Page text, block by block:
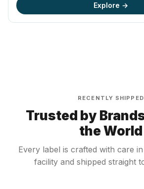
Explore →
RECENTLY SHIPPED
Trusted by
the World
Every label is crafted with care
facility and shipped straight